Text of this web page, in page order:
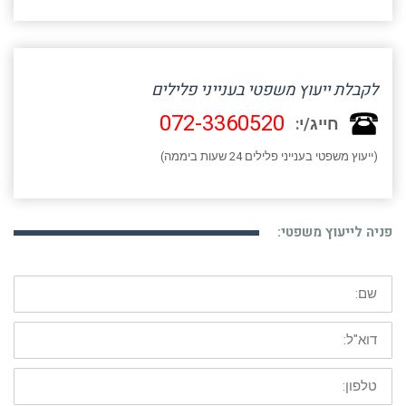
לקבלת ייעוץ משפטי בענייני פלילים
חייג/י: 072-3360520
(ייעוץ משפטי בענייני פלילים 24 שעות ביממה)
פניה לייעוץ משפטי:
שם:
דוא"ל:
טלפון: